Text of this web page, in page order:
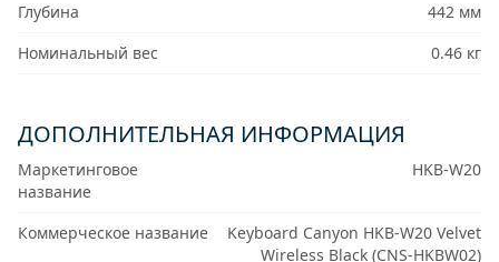
Глубина
442 мм
Номинальный вес
0.46 кг
ДОПОЛНИТЕЛЬНАЯ ИНФОРМАЦИЯ
Маркетинговое
название
HKB-W20
Коммерческое название
Keyboard Canyon HKB-W20 Velvet
Wireless Black (CNS-HKBW02)